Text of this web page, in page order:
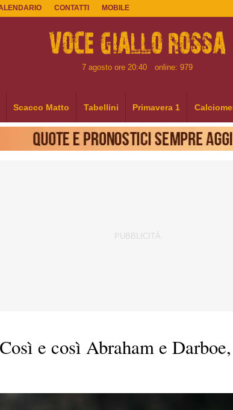
CONTATTI MOBILE
7 agosto ore 20:40 online: 979
Scacco Matto Tabellini Primavera 1
e così Abraham e Darboe,